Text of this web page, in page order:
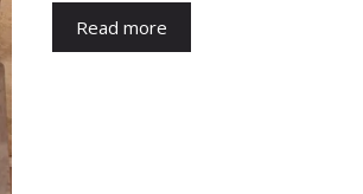
Read more